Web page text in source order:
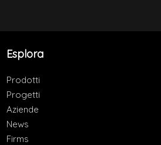
Esplora
Prodotti
Progetti
Aziende
News
Firms